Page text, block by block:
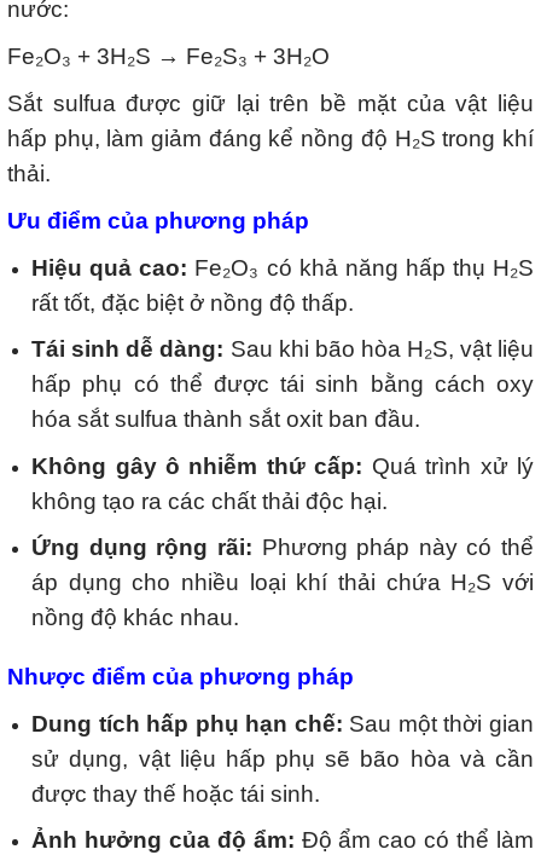
nước:
Fe₂O₃ + 3H₂S → Fe₂S₃ + 3H₂O
Sắt sulfua được giữ lại trên bề mặt của vật liệu
hấp phụ, làm giảm đáng kể nồng độ H₂S trong khí
thải.
Ưu điểm của phương pháp
Hiệu quả cao: Fe₂O₃ có khả năng hấp thụ H₂S
rất tốt, đặc biệt ở nồng độ thấp.
Tái sinh dễ dàng: Sau khi bão hòa H₂S, vật liệu
hấp phụ có thể được tái sinh bằng cách oxy
hóa sắt sulfua thành sắt oxit ban đầu.
Không gây ô nhiễm thứ cấp: Quá trình xử lý
không tạo ra các chất thải độc hại.
Ứng dụng rộng rãi: Phương pháp này có thể
áp dụng cho nhiều loại khí thải chứa H₂S với
nồng độ khác nhau.
Nhược điểm của phương pháp
Dung tích hấp phụ hạn chế: Sau một thời gian
sử dụng, vật liệu hấp phụ sẽ bão hòa và cần
được thay thế hoặc tái sinh.
Ảnh hưởng của độ ẩm: Độ ẩm cao có thể làm